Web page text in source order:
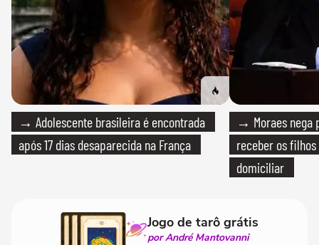
→ Adolescente brasileira é encontrada
após 17 dias desaparecida na França
→ Moraes nega
receber os filhos
domiciliar
Jogo de tarô grátis
por André Mantovanni